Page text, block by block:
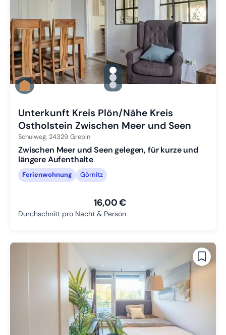
gallery.slide_selector
Zu Slide 1 wechseln
Zu Slide 2 wechseln
Zu Slide 3 wechseln
Unterkunft Kreis Plön/Nähe Kreis
Ostholstein Zwischen Meer und Seen
Schulweg, 24329 Grebin
Zwischen Meer und Seen gelegen, für kurze und
längere Aufenthalte
Ferienwohnung Görnitz
16,00 €
Durchschnitt pro Nacht & Person